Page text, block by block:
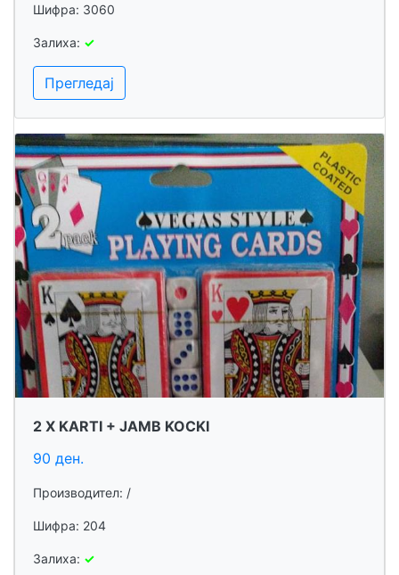
Шифра: 3060
Залиха: ✓
Прегледај
2 X KARTI + JAMB KOCKI
90 ден.
Производител: /
Шифра: 204
Залиха: ✓